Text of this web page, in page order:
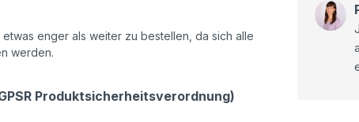
enger als weiter zu bestellen, da sich alle
werden.
Produktsicherheitsverordnung)